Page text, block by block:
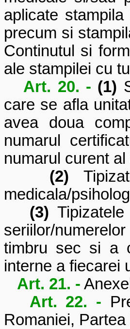
aplicate
precum si
Continutul si
ale stampilei cu
Art. 20. - (1)
care se afla
avea doua
numarul
numarul curent
(2)
medicala/
(3)
seriilor/
timbru sec si a
interne a fiecarei
Art. 21. -
Art. 22. -
Romaniei, Partea